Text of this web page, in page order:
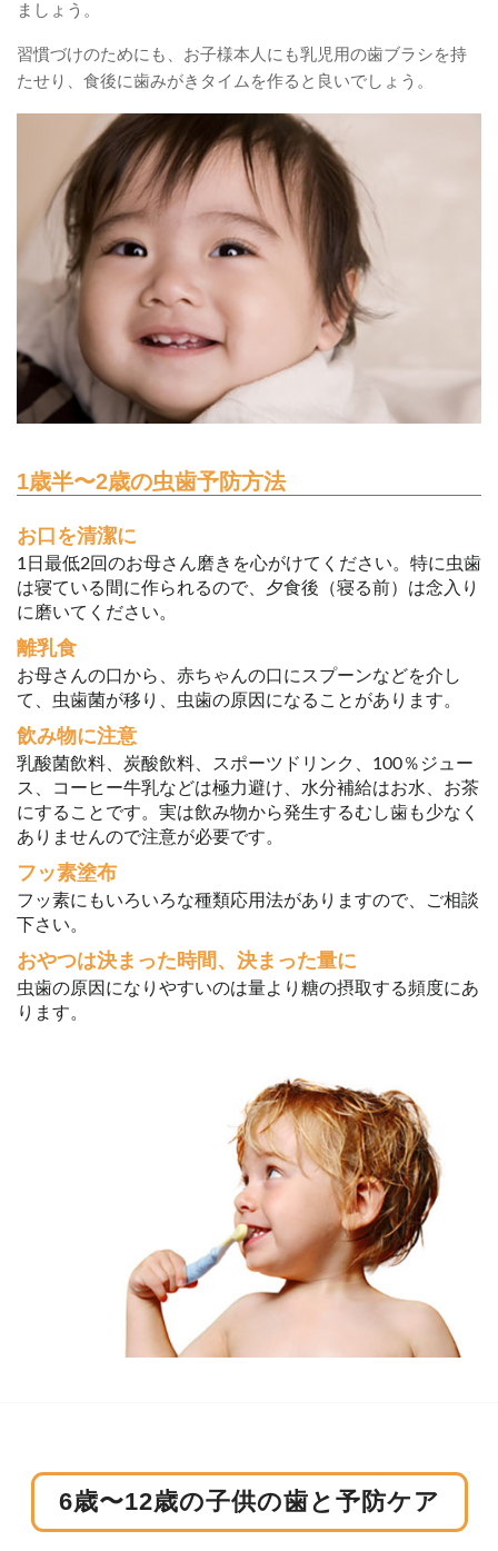
ましょう。
習慣づけのためにも、お子様本人にも乳児用の歯ブラシを持
たせり、食後に歯みがきタイムを作ると良いでしょう。
1歳半〜2歳の虫歯予防方法
お口を清潔に
1日最低2回のお母さん磨きを心がけてください。特に虫歯
は寝ている間に作られるので、夕食後（寝る前）は念入り
に磨いてください。
離乳食
お母さんの口から、赤ちゃんの口にスプーンなどを介し
て、虫歯菌が移り、虫歯の原因になることがあります。
飲み物に注意
乳酸菌飲料、炭酸飲料、スポーツドリンク、100％ジュー
ス、コーヒー牛乳などは極力避け、水分補給はお水、お茶
にすることです。実は飲み物から発生するむし歯も少なく
ありませんので注意が必要です。
フッ素塗布
フッ素にもいろいろな種類応用法がありますので、ご相談
下さい。
おやつは決まった時間、決まった量に
虫歯の原因になりやすいのは量より糖の摂取する頻度にあ
ります。
6歳〜12歳の子供の歯と予防ケア